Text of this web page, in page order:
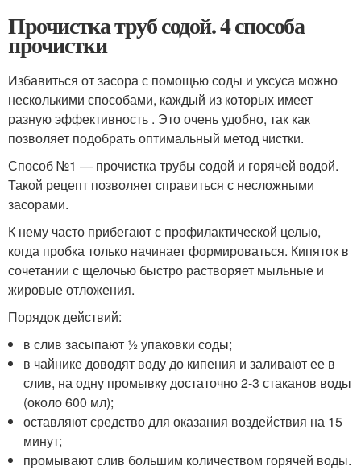
Прочистка труб содой. 4 способа
прочистки
Избавиться от засора с помощью соды и уксуса можно
несколькими способами, каждый из которых имеет
разную эффективность . Это очень удобно, так как
позволяет подобрать оптимальный метод чистки.
Способ №1 — прочистка трубы содой и горячей водой.
Такой рецепт позволяет справиться с несложными
засорами.
К нему часто прибегают с профилактической целью,
когда пробка только начинает формироваться. Кипяток в
сочетании с щелочью быстро растворяет мыльные и
жировые отложения.
Порядок действий:
в слив засыпают ½ упаковки соды;
в чайнике доводят воду до кипения и заливают ее в
слив, на одну промывку достаточно 2-3 стаканов воды
(около 600 мл);
оставляют средство для оказания воздействия на 15
минут;
промывают слив большим количеством горячей воды.